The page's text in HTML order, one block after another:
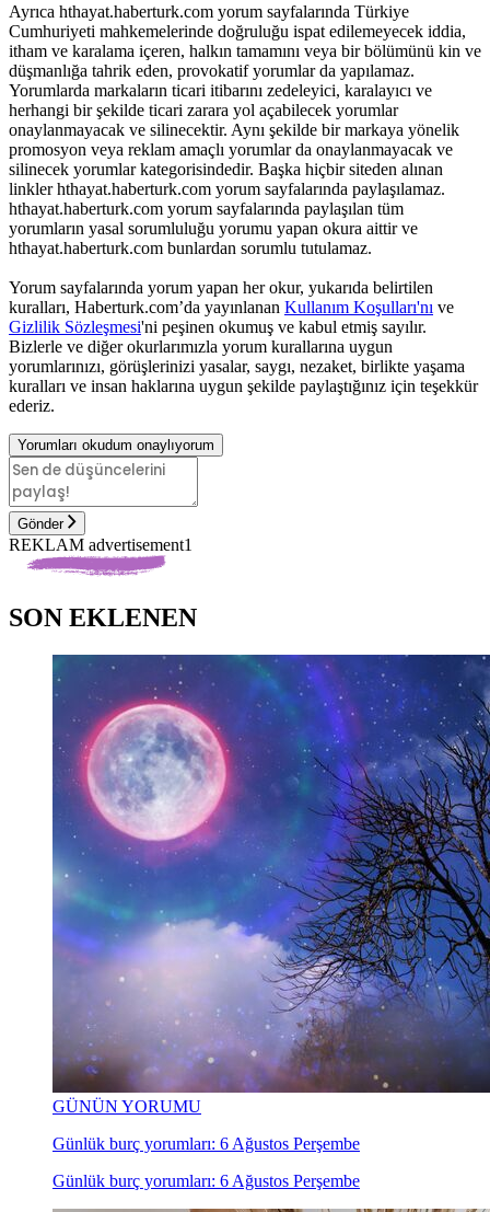
Ayrıca hthayat.haberturk.com yorum sayfalarında Türkiye
Cumhuriyeti mahkemelerinde doğruluğu ispat edilemeyecek iddia,
itham ve karalama içeren, halkın tamamını veya bir bölümünü kin ve
düşmanlığa tahrik eden, provokatif yorumlar da yapılamaz.
Yorumlarda markaların ticari itibarını zedeleyici, karalayıcı ve
herhangi bir şekilde ticari zarara yol açabilecek yorumlar
onaylanmayacak ve silinecektir. Aynı şekilde bir markaya yönelik
promosyon veya reklam amaçlı yorumlar da onaylanmayacak ve
silinecek yorumlar kategorisindedir. Başka hiçbir siteden alınan
linkler hthayat.haberturk.com yorum sayfalarında paylaşılamaz.
hthayat.haberturk.com yorum sayfalarında paylaşılan tüm
yorumların yasal sorumluluğu yorumu yapan okura aittir ve
hthayat.haberturk.com bunlardan sorumlu tutulamaz.
Yorum sayfalarında yorum yapan her okur, yukarıda belirtilen
kuralları, Haberturk.com’da yayınlanan Kullanım Koşulları'nı ve
Gizlilik Sözleşmesi'ni peşinen okumuş ve kabul etmiş sayılır.
Bizlerle ve diğer okurlarımızla yorum kurallarına uygun
yorumlarınızı, görüşlerinizi yasalar, saygı, nezaket, birlikte yaşama
kuralları ve insan haklarına uygun şekilde paylaştığınız için teşekkür
ederiz.
Yorumları okudum onaylıyorum
Gönder
REKLAM advertisement1
SON EKLENEN
GÜNÜN YORUMU
Günlük burç yorumları: 6 Ağustos Perşembe
Günlük burç yorumları: 6 Ağustos Perşembe